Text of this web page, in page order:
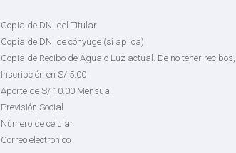
Copia de DNI del Titular
Copia de DNI de cónyuge (si aplica)
Copia de Recibo de Agua o Luz actual. De no tener
Inscripción en S/ 5.00
Aporte de S/ 10.00 Mensual
Previsión Social
Número de celular
Correo electrónico